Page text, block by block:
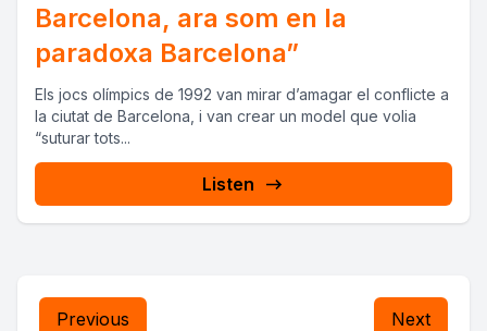
Barcelona, ara som en la
paradoxa Barcelona”
Els jocs olímpics de 1992 van mirar d’amagar el conflicte a
la ciutat de Barcelona, i van crear un model que volia
“suturar tots...
Listen
Previous Next